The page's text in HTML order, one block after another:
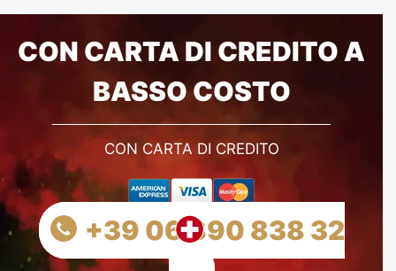
CON CARTA DI CREDITO A
BASSO COSTO
CON CARTA DI CREDITO
+39 06 890 838 32